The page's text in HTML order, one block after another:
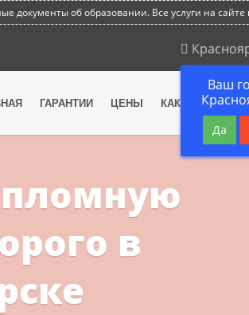
об образовании. Все услуги на
Ваш
Да
ГАРАНТИИ ЦЕНЫ КАК МЫ
в